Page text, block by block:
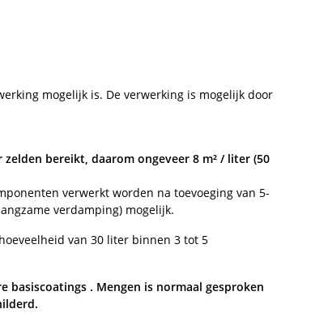
mogelijk is. De verwerking is mogelijk door
bereikt, daarom ongeveer 8 m² / liter (50
verwerkt worden na toevoeging van 5-
verdamping) mogelijk.
van 30 liter binnen 3 tot 5
. Mengen is normaal gesproken